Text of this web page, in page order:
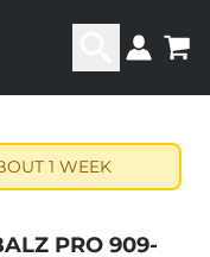
1 WEEK
PRO 909-